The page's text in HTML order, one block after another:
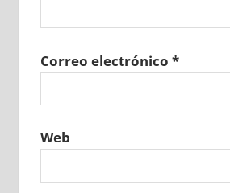
Correo electrónico *
Web